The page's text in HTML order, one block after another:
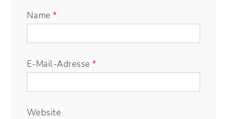
Name*
E-Mail-Adresse*
Website